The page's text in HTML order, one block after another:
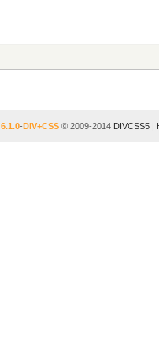
6.1.0-DIV+CSS © 2009-2014 DIVCSS5 |